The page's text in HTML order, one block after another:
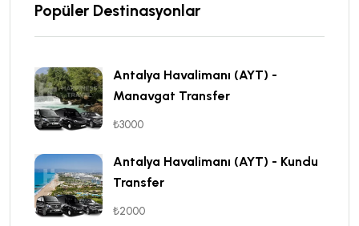
Popüler Destinasyonlar
Antalya Havalimanı (AYT) -
Manavgat Transfer
₺3000
Antalya Havalimanı (AYT) - Kundu
Transfer
₺2000